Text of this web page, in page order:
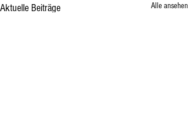
Aktuelle Beiträge Alle ansehen